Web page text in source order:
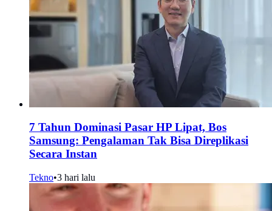
7 Tahun Dominasi Pasar HP Lipat, Bos
Samsung: Pengalaman Tak Bisa Direplikasi
Secara Instan
Tekno•3 hari lalu